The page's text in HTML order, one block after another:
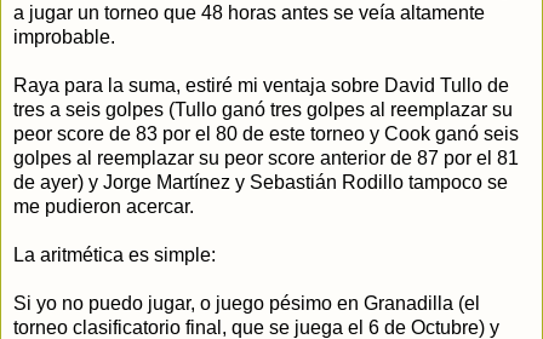
a jugar un torneo que 48 horas antes se veía altamente
improbable.
Raya para la suma, estiré mi ventaja sobre David Tullo de
tres a seis golpes (Tullo ganó tres golpes al reemplazar su
peor score de 83 por el 80 de este torneo y Cook ganó seis
golpes al reemplazar su peor score anterior de 87 por el 81
de ayer) y Jorge Martínez y Sebastián Rodillo tampoco se
me pudieron acercar.
La aritmética es simple:
Si yo no puedo jugar, o juego pésimo en Granadilla (el
torneo clasificatorio final, que se juega el 6 de Octubre) y